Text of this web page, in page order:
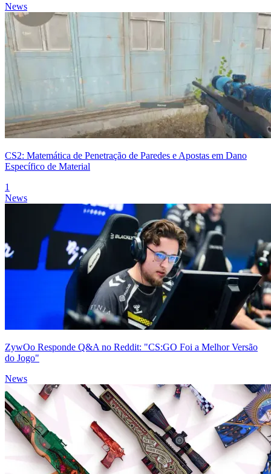
News
CS2: Matemática de Penetração de Paredes e Apostas em Dano
Específico de Material
1
News
ZywOo Responde Q&A no Reddit: "CS:GO Foi a Melhor Versão
do Jogo"
News